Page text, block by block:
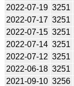
2022-07-19 3251
2022-07-17 3251
2022-07-15 3251
2022-07-14 3251
2022-07-12 3251
2022-06-18 3251
2021-09-10 3256